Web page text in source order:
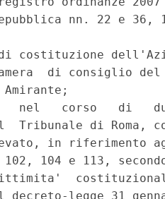
nn. 22 e 36,
costituzione
di consiglio
nel   corso   di
di Roma,
in riferimento
104 e 113,
decreto-legge 31